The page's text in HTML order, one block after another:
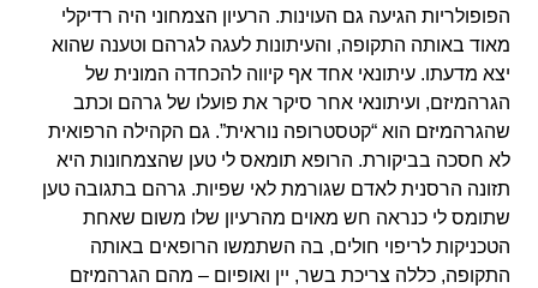
הפופולריות הגיעה גם העוינות. הרעיון הצמחוני היה רדיקלי
מאוד באותה התקופה, והעיתונות לעגה לגרהם וטענה שהוא
יצא מדעתו. עיתונאי אחד אף קיווה להכחדה המונית של
הגרהמיזם, ועיתונאי אחר סיקר את פועלו של גרהם וכתב
שהגרהמיזם הוא “קטסטרופה נוראית”. גם הקהילה הרפואית
לא חסכה בביקורת. הרופא תומאס לי טען שהצמחונות היא
תזונה הרסנית לאדם שגורמת לאי שפיות. גרהם בתגובה טען
שתומס לי כנראה חש מאוים מהרעיון שלו משום שאחת
הטכניקות לריפוי חולים, בה השתמשו הרופאים באותה
התקופה, כללה צריכת בשר, יין ואופיום – מהם הגרהמיזם